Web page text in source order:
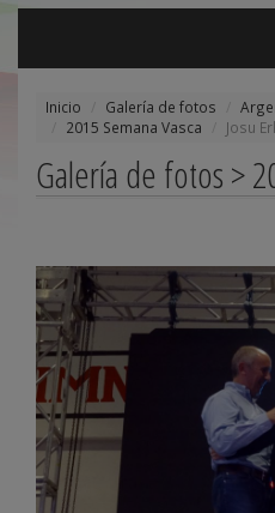
Inicio Galería de fotos
2015 Semana Vasca
Josu
Galería de fotos >